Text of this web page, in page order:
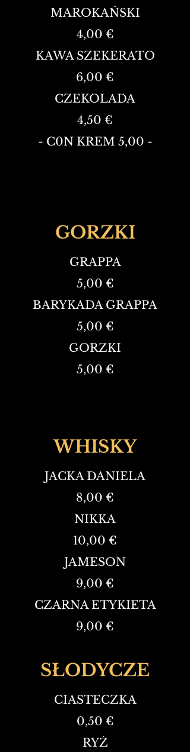
MAROKAŃSKI
4,00 €
KAWA SZEKERATO
6,00 €
CZEKOLADA
4,50 €
- C0N KREM 5,00 -
GORZKI
GRAPPA
5,00 €
BARYKADA GRAPPA
5,00 €
GORZKI
5,00 €
WHISKY
JACKA DANIELA
8,00 €
NIKKA
10,00 €
JAMESON
9,00 €
CZARNA ETYKIETA
9,00 €
SŁODYCZE
CIASTECZKA
0,50 €
RYŻ